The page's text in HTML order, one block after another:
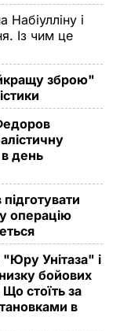
Набіулліну і
Із чим це
зброю"
день
операцію
"Юру Унітаза" і
бойових
Що стоїть за
в